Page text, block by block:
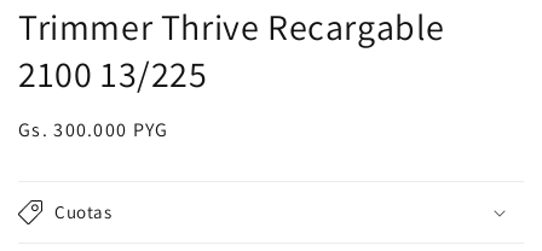
ventana
modal
Trimmer Thrive Recargable
2100 13/225
Precio
Gs. 300.000 PYG
Cuotas